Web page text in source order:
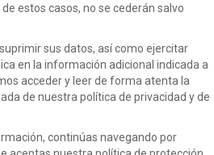
estos casos, no se cederán salvo
sus datos, así como ejercitar
en la información adicional indicada a
acceder y leer de forma atenta la
de nuestra política de privacidad y de
continúas navegando por